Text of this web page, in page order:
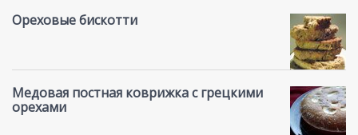
Ореховые бискотти
Медовая постная коврижка с грецкими
орехами